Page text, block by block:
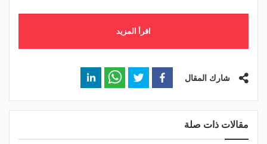
اقرأ المزيد
شارك المقال
مقالات ذات صلة